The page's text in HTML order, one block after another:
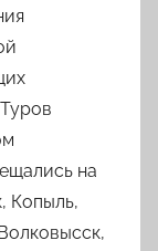
на
Копыль,